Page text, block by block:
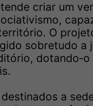
criar um
O
sobretudo a
a